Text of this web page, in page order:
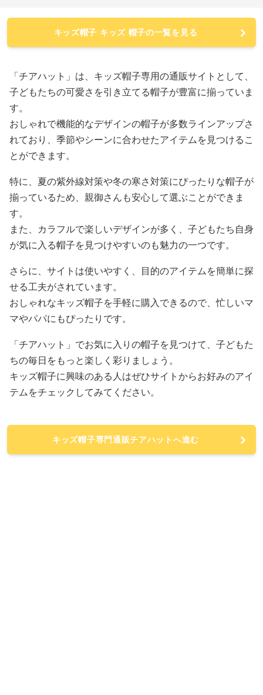
キッズ帽子 キッズ 帽子の一覧を見る
「チアハット」は、キッズ帽子専用の通販サイトとして、
子どもたちの可愛さを引き立てる帽子が豊富に揃っていま
す。
おしゃれで機能的なデザインの帽子が多数ラインアップさ
れており、季節やシーンに合わせたアイテムを見つけるこ
とができます。
特に、夏の紫外線対策や冬の寒さ対策にぴったりな帽子が
揃っているため、親御さんも安心して選ぶことができま
す。
また、カラフルで楽しいデザインが多く、子どもたち自身
が気に入る帽子を見つけやすいのも魅力の一つです。
さらに、サイトは使いやすく、目的のアイテムを簡単に探
せる工夫がされています。
おしゃれなキッズ帽子を手軽に購入できるので、忙しいマ
マやパパにもぴったりです。
「チアハット」でお気に入りの帽子を見つけて、子どもた
ちの毎日をもっと楽しく彩りましょう。
キッズ帽子に興味のある人はぜひサイトからお好みのアイ
テムをチェックしてみてください。
キッズ帽子専門通販チアハットへ進む